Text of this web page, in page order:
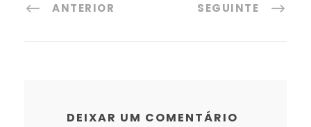
ANTERIOR SEGUINTE
DEIXAR UM COMENTÁRIO